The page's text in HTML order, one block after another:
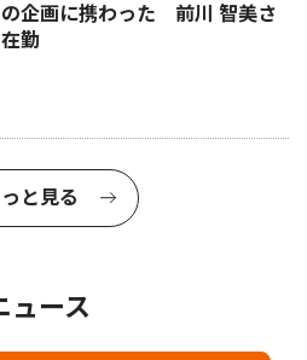
の企画に携わった 前川 智美さ
勤
と見る
ュース